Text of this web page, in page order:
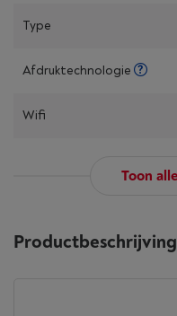
Type
Afdruktechnologie
Wifi
Toon
Productbeschrijving